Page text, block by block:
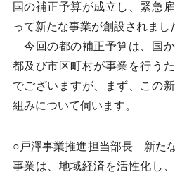
国の補正予算が成立し、緊急
って新たな事業が創設されまし
今回の都の補正予算は、国か
都及び市区町村が事業を行う
でございますが、まず、この
組みについて伺います。
○戸澤事業推進担当部長 新た
事業は、地域経済を活性化し